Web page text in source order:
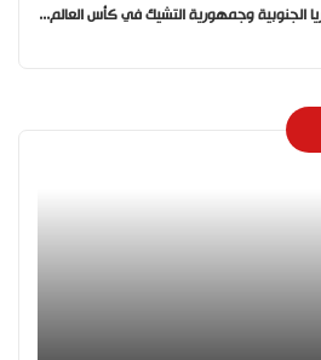
موعد مباراة كوريا الجنوبية وجمهورية التشيك في كأس العالم 2026 والقنوات الناقلة